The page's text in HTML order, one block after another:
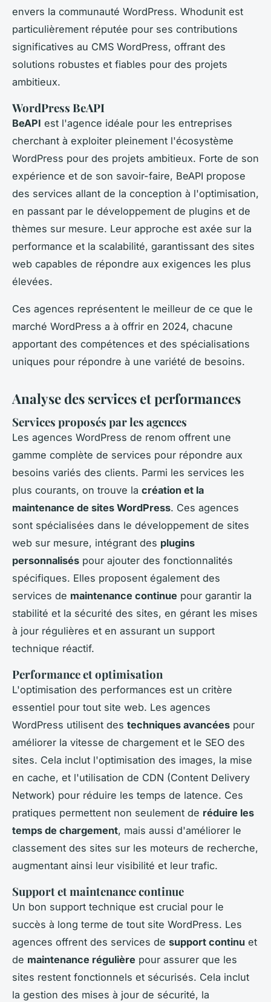
envers la communauté WordPress. Whodunit est
particulièrement réputée pour ses contributions
significatives au CMS WordPress, offrant des
solutions robustes et fiables pour des projets
ambitieux.
WordPress BeAPI
BeAPI est l'agence idéale pour les entreprises
cherchant à exploiter pleinement l'écosystème
WordPress pour des projets ambitieux. Forte de son
expérience et de son savoir-faire, BeAPI propose
des services allant de la conception à l'optimisation,
en passant par le développement de plugins et de
thèmes sur mesure. Leur approche est axée sur la
performance et la scalabilité, garantissant des sites
web capables de répondre aux exigences les plus
élevées.
Ces agences représentent le meilleur de ce que le
marché WordPress a à offrir en 2024, chacune
apportant des compétences et des spécialisations
uniques pour répondre à une variété de besoins.
Analyse des services et performances
Services proposés par les agences
Les agences WordPress de renom offrent une
gamme complète de services pour répondre aux
besoins variés des clients. Parmi les services les
plus courants, on trouve la création et la
maintenance de sites WordPress. Ces agences
sont spécialisées dans le développement de sites
web sur mesure, intégrant des plugins
personnalisés pour ajouter des fonctionnalités
spécifiques. Elles proposent également des
services de maintenance continue pour garantir la
stabilité et la sécurité des sites, en gérant les mises
à jour régulières et en assurant un support
technique réactif.
Performance et optimisation
L'optimisation des performances est un critère
essentiel pour tout site web. Les agences
WordPress utilisent des techniques avancées pour
améliorer la vitesse de chargement et le SEO des
sites. Cela inclut l'optimisation des images, la mise
en cache, et l'utilisation de CDN (Content Delivery
Network) pour réduire les temps de latence. Ces
pratiques permettent non seulement de réduire les
temps de chargement, mais aussi d'améliorer le
classement des sites sur les moteurs de recherche,
augmentant ainsi leur visibilité et leur trafic.
Support et maintenance continue
Un bon support technique est crucial pour le
succès à long terme de tout site WordPress. Les
agences offrent des services de support continu et
de maintenance régulière pour assurer que les
sites restent fonctionnels et sécurisés. Cela inclut
la gestion des mises à jour de sécurité, la